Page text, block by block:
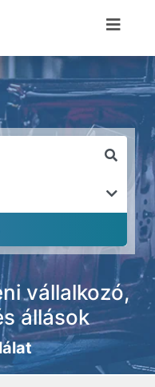
vállalkozó,
állások